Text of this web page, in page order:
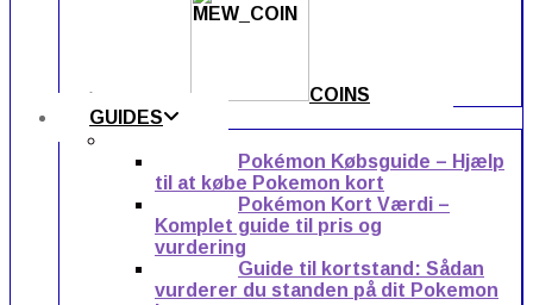
COINS
GUIDES
Pokémon Købsguide – Hjælp
til at købe Pokemon kort
Pokémon Kort Værdi –
Komplet guide til pris og
vurdering
Guide til kortstand: Sådan
vurderer du standen på dit Pokemon